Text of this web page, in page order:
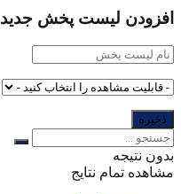
افزودن لیست پخش جدید
بدون نتیجه
مشاهده تمام نتایج